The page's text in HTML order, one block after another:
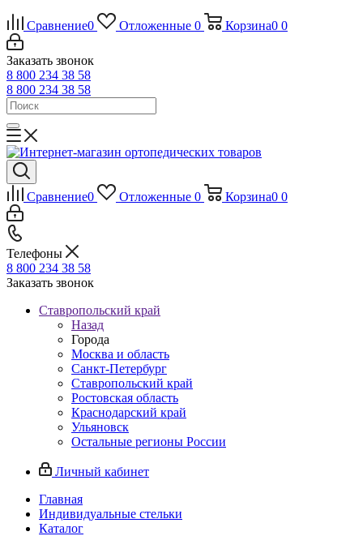
Сравнение0 Отложенные 0 Корзина0 0
Заказать звонок
8 800 234 38 58
8 800 234 38 58
Сравнение0 Отложенные 0 Корзина0 0
Телефоны
8 800 234 38 58
Заказать звонок
Ставропольский край
Назад
Города
Москва и область
Санкт-Петербург
Ставропольский край
Ростовская область
Краснодарский край
Ульяновск
Остальные регионы России
Личный кабинет
Главная
Индивидуальные стельки
Каталог